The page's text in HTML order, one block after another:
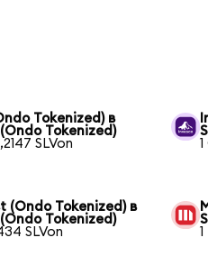
Tokenized) в
Tokenized)
SLVon
(Ondo Tokenized) в
Tokenized)
SLVon